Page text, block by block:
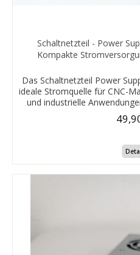
Schaltnetzteil - Power
Kompakte
Das Schaltnetzteil Power
ideale Stromquelle für CNC-
und industrielle
Zuverlässigkeit,
Einsatzmöglichkeiten –
Technische Daten:
Ausgangsstrom: 6,7 A
Eingangsspannung: 100
Sicherheitsabschaltung
Leistungsaufnahme Industrie-
Deine Vorteile: Kompakte